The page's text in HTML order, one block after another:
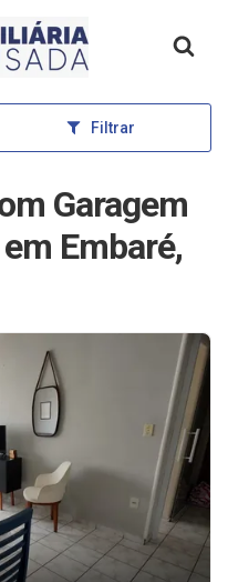
Filtrar
Garagem
Embaré,